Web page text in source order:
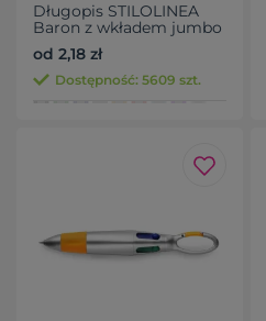
Długopis STILOLINEA
Baron z wkładem jumbo
od 2,18 zł
Dostępność: 5609 szt.